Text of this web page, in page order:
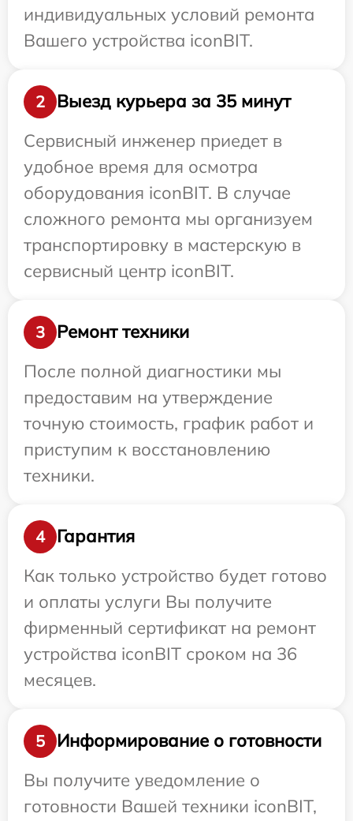
индивидуальных условий ремонта
Вашего устройства iconBIT.
2
Выезд курьера за 35 минут
Сервисный инженер приедет в
удобное время для осмотра
оборудования iconBIT. В случае
сложного ремонта мы организуем
транспортировку в мастерскую в
сервисный центр iconBIT.
3
Ремонт техники
После полной диагностики мы
предоставим на утверждение
точную стоимость, график работ и
приступим к восстановлению
техники.
4
Гарантия
Как только устройство будет готово
и оплаты услуги Вы получите
фирменный сертификат на ремонт
устройства iconBIT сроком на 36
месяцев.
5
Информирование о готовности
Вы получите уведомление о
готовности Вашей техники iconBIT,